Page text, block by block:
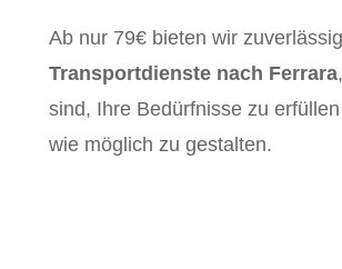
Ab nur 79€ bieten wir
Transportdienste nach Ferrara
sind, Ihre Bedürfnisse zu
wie möglich zu gestalten.